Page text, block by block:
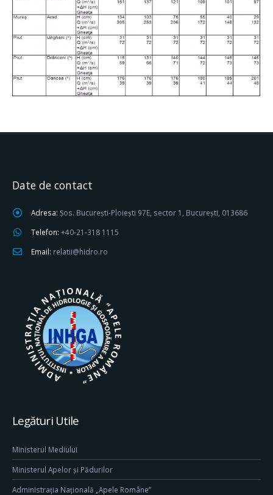
Date de contact
Adresa: Șos. București-Ploiești 97E, sector 1, București, 013686
Telefon: +40-21-318 1115
Email: relatii@hidro.ro
Legături Utile
Ministerul Mediului
Ministerul Apelor și Pădurilor
Administrația Națională „Apele Române”